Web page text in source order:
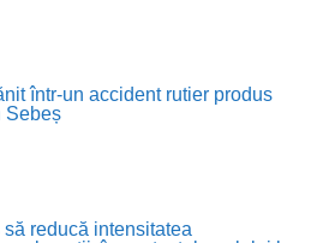
într-un accident rutier produs
Sebeș
reducă intensitatea